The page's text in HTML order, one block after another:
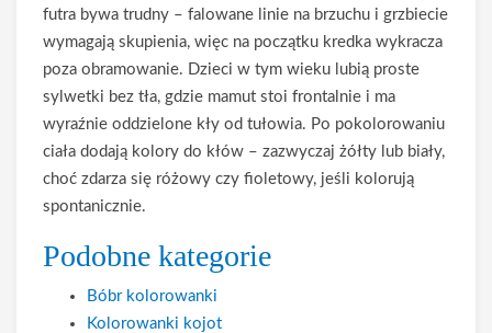
futra bywa trudny – falowane linie na brzuchu i grzbiecie
wymagają skupienia, więc na początku kredka wykracza
poza obramowanie. Dzieci w tym wieku lubią proste
sylwetki bez tła, gdzie mamut stoi frontalnie i ma
wyraźnie oddzielone kły od tułowia. Po pokolorowaniu
ciała dodają kolory do kłów – zazwyczaj żółty lub biały,
choć zdarza się różowy czy fioletowy, jeśli kolorują
spontanicznie.
Podobne kategorie
Bóbr kolorowanki
Kolorowanki kojot